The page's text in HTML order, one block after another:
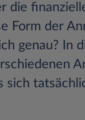
die
Form der
genau? In
sich